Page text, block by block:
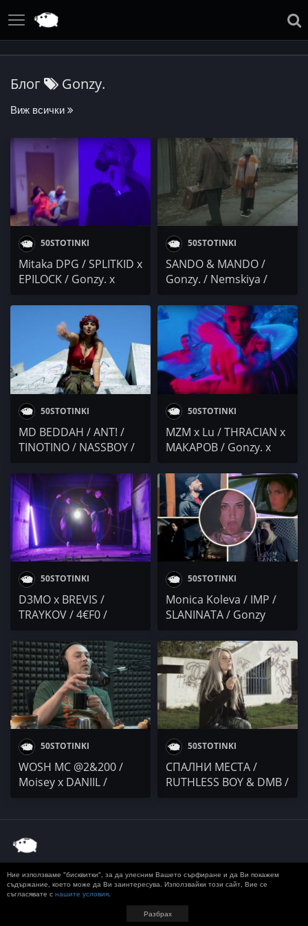
Блог Gonzy.
Виж всички
50STOTINKI
Mitaka DPG / SPLITKID x
EPILOCK / Gonzy. x
50STOTINKI
SANDO & MANDO /
Gonzy. / Nemskiya /
GXESS&RXMAKA
50STOTINKI
MD BEDDAH / ANT! /
TINOTINO / NASSBOY /
SKINNY x IVG / PAMECA
50STOTINKI
MZM x Lu / THRACIAN x
МАКАРОВ / Gonzy. x
TOTO H, КЕРАНОВ,
FYRE / Preyah
50STOTINKI
D3MO x BREVIS /
TRAYKOV / 4€F0 /
GeorgiSinger x Petyo /
THE CENTER
50STOTINKI
Monica Koleva / IMP /
SLANINATA / Gonzy
50STOTINKI
WOSH MC @2&200 /
Mоisey x DANIIL /
50STOTINKI
СПАЛНИ МЕСТА /
RUTHLESS BOY & DMB /
© 2020 50 STOTINKI КОНТАКТ
ЗА РЕКЛАМА
ДОСТАВКА, ЗАПЛАЩАНЕ И ВРЪЩАНЕ
TERMS AND CONDITIONS
Ние използваме "бисквитки", за да улесним Вашето сърфиране и да Ви покажем
съдържание, което може да Ви заинтересува. Използвайки този сайт, Вие се
съгласявате с нашите условия.
Разбрах